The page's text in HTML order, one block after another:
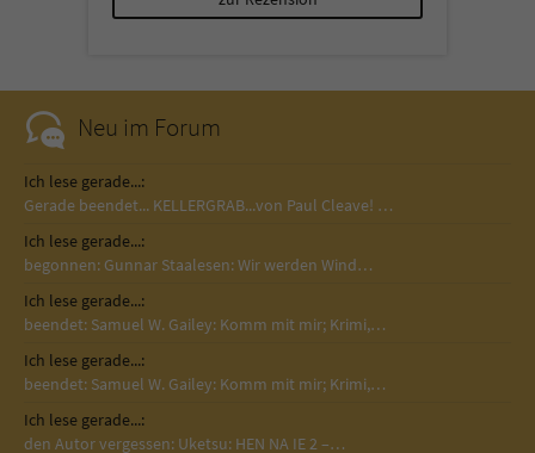
Neu im Forum
Ich lese gerade...:
Gerade beendet... KELLERGRAB...von Paul Cleave! …
Ich lese gerade...:
begonnen: Gunnar Staalesen: Wir werden Wind…
Ich lese gerade...:
beendet: Samuel W. Gailey: Komm mit mir; Krimi,…
Ich lese gerade...:
beendet: Samuel W. Gailey: Komm mit mir; Krimi,…
Ich lese gerade...:
den Autor vergessen: Uketsu: HEN NA IE 2 –…
Sicherheitscode des Kontaktformulars zu